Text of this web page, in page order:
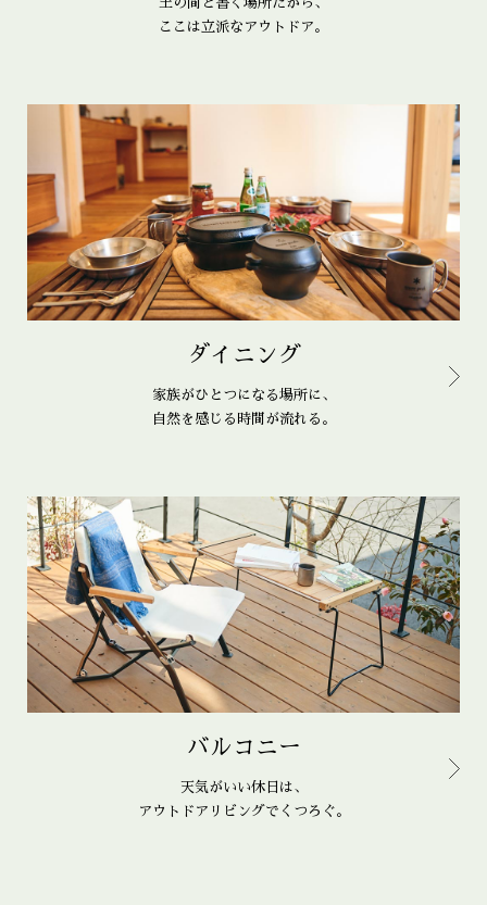
土の間と書く場所だから、
ここは立派なアウトドア。
ダイニング
家族がひとつになる場所に、
自然を感じる時間が流れる。
バルコニー
天気がいい休日は、
アウトドアリビングでくつろぐ。